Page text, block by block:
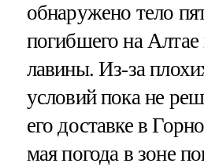
обнаружено тело
погибшего на Алтае
лавины. Из-за
условий пока не
его доставке в
мая погода в зоне